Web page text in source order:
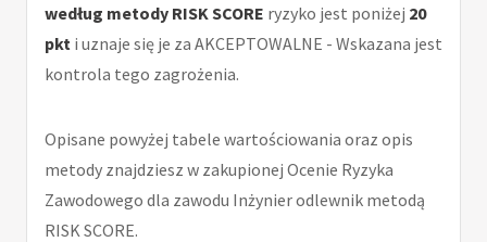
według metody RISK SCORE ryzyko jest poniżej 20
pkt i uznaje się je za AKCEPTOWALNE - Wskazana jest
kontrola tego zagrożenia.
Opisane powyżej tabele wartościowania oraz opis
metody znajdziesz w zakupionej Ocenie Ryzyka
Zawodowego dla zawodu Inżynier odlewnik metodą
RISK SCORE.